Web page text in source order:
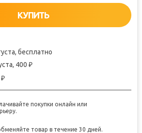
КУПИТЬ
бесплатно
400 ₽
₽
покупки онлайн или
товар в течение 30 дней.